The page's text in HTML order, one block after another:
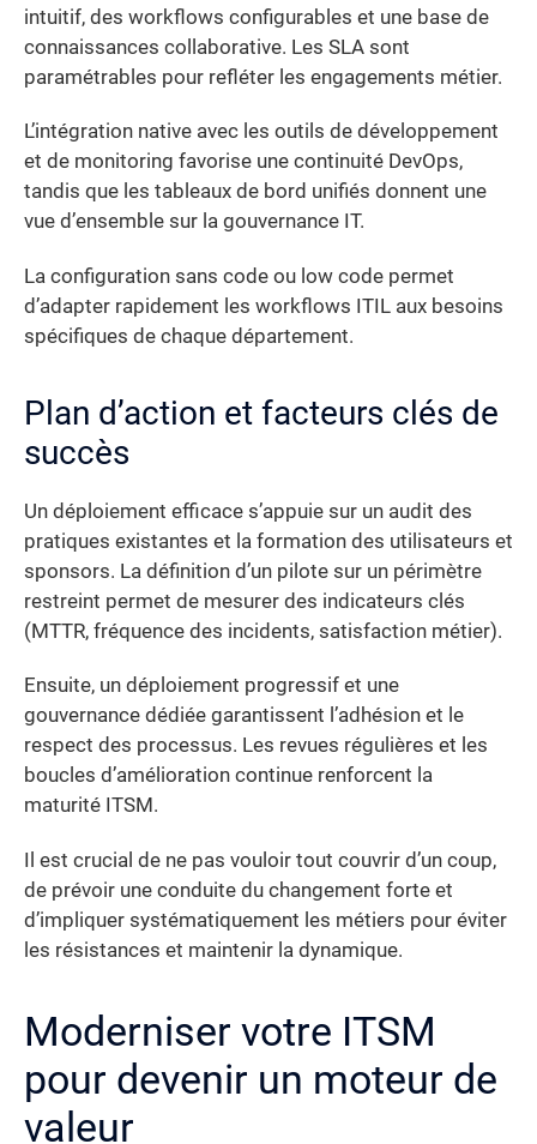
intuitif, des workflows configurables et une base de
connaissances collaborative. Les SLA sont
paramétrables pour refléter les engagements métier.
L’intégration native avec les outils de développement
et de monitoring favorise une continuité DevOps,
tandis que les tableaux de bord unifiés donnent une
vue d’ensemble sur la gouvernance IT.
La configuration sans code ou low code permet
d’adapter rapidement les workflows ITIL aux besoins
spécifiques de chaque département.
Plan d’action et facteurs clés de
succès
Un déploiement efficace s’appuie sur un audit des
pratiques existantes et la formation des utilisateurs et
sponsors. La définition d’un pilote sur un périmètre
restreint permet de mesurer des indicateurs clés
(MTTR, fréquence des incidents, satisfaction métier).
Ensuite, un déploiement progressif et une
gouvernance dédiée garantissent l’adhésion et le
respect des processus. Les revues régulières et les
boucles d’amélioration continue renforcent la
maturité ITSM.
Il est crucial de ne pas vouloir tout couvrir d’un coup,
de prévoir une conduite du changement forte et
d’impliquer systématiquement les métiers pour éviter
les résistances et maintenir la dynamique.
Moderniser votre ITSM
pour devenir un moteur de
valeur